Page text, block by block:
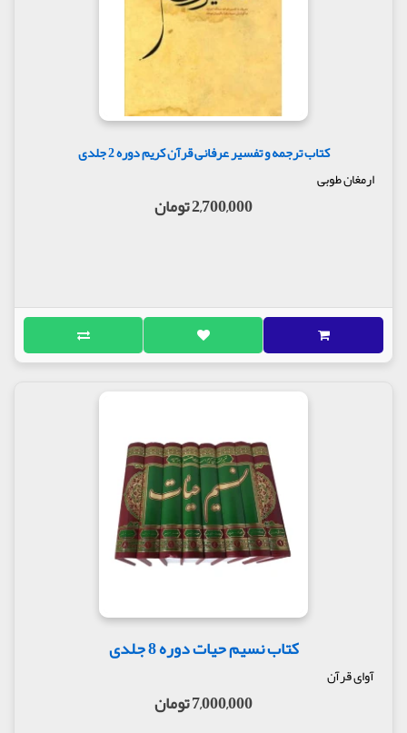
کتاب ترجمه و تفسیر عرفانی قرآن کریم دوره 2 جلدی
ارمغان طوبی
2,700,000 تومان
کتاب نسیم حیات دوره 8 جلدی
آوای قرآن
7,000,000 تومان